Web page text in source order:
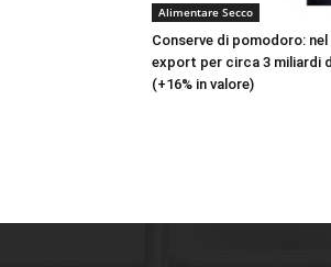
Alimentare Secco
Conserve di pomodoro: nel
export per circa 3 miliardi
(+16% in valore)